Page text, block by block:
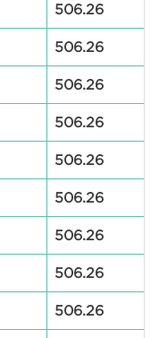
506.26
506.26
506.26
506.26
506.26
506.26
506.26
506.26
506.26